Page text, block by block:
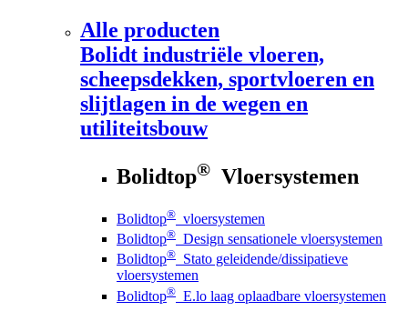
Alle producten
Bolidt industriële vloeren,
scheepsdekken, sportvloeren en
slijtlagen in de wegen en
utiliteitsbouw
Bolidtop® Vloersystemen
Bolidtop® vloersystemen
Bolidtop® Design sensationele vloersystemen
Bolidtop® Stato geleidende/dissipatieve
vloersystemen
Bolidtop® E.lo laag oplaadbare vloersystemen